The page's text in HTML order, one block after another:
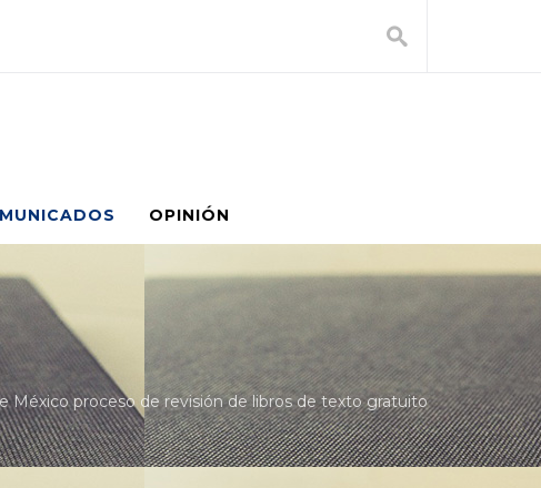
OPINIÓN
México proceso de revisión de libros de texto gratuito